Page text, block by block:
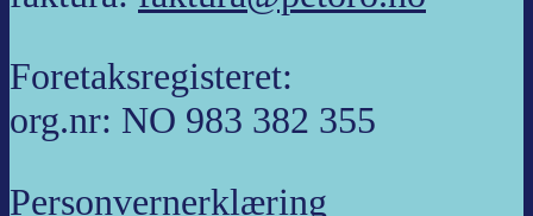
Foretaksregisteret:
org.nr: NO 983 382 355
Personvernerklæring